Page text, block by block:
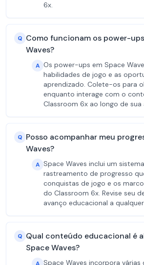
6x.
Q Como funcionam os power-
Waves?
A Os power-ups em Space
habilidades de jogo e as
aprendizado. Colete-os para
enquanto interage com o
Classroom 6x ao longo de sua
Q Posso acompanhar meu
Waves?
A Space Waves inclui um
rastreamento de progresso
conquistas de jogo e os
do Classroom 6x. Revise seu
avanço educacional a
Q Qual conteúdo educacional é
Space Waves?
Space Waves incorpora várias